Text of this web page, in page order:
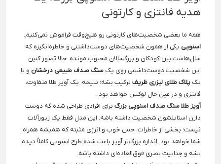
هدیه فانتزی و کارتونی
همه ما بعضی شخصیت‌های کارتونی رو هیچ‌وقت فراموش نمی‌کنیم.
اسنوپی یکی از همون شخصیت‌های دوست‌داشتنی و خاطره‌انگیزه که
سال‌هاست بین کودکان و بزرگسالان محبوب مونده. حالا تصور کنین
این شخصیت دوست‌داشتنی روی یک سنگ صدف طبیعی درخشان و با
یک پلاک طلای لیزری ظریف ترکیب بشه؛ نتیجه، یک آویز طلا متفاوت،
فانتزی و در عین حال لوکس خواهد بود.
آویز طلا سنگ صدف اسنوپی بزرگ برای افرادی طراحی شده که دوست
دارن استایلشون شخصیت داشته باشه. این مدل فقط یک زیورآلات
نیست؛ بخشی از خاطرات، حس خوب و انرژی مثبته که همیشه همراه
شما خواهد بود. اندازه بزرگ‌تر آویز باعث شده طرح اسنوپی کاملاً دیده
بشه و جذابیت بصری فوق‌العاده‌ای داشته باشه.